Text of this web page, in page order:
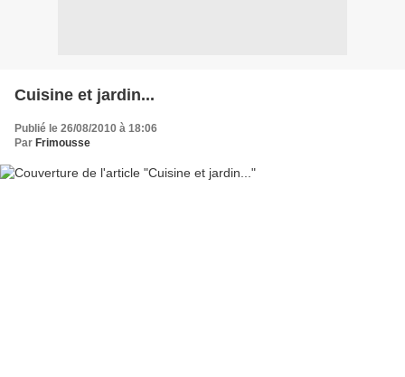
Cuisine et jardin...
Publié le 26/08/2010 à 18:06
Par Frimousse